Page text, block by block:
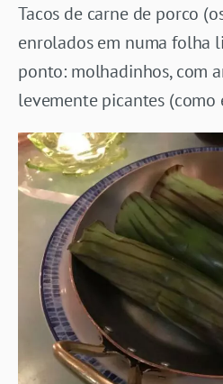
Tacos de carne de porco
enrolados em numa folha
ponto: molhadinhos, com
levemente picantes (como